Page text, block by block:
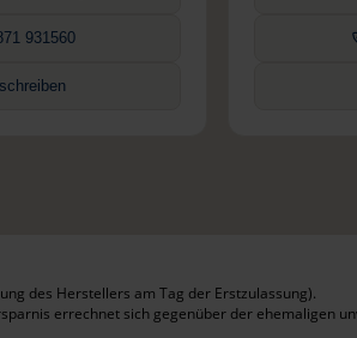
931560
des Herstellers am Tag der Erstzulassung).
errechnet sich gegenüber der ehemaligen